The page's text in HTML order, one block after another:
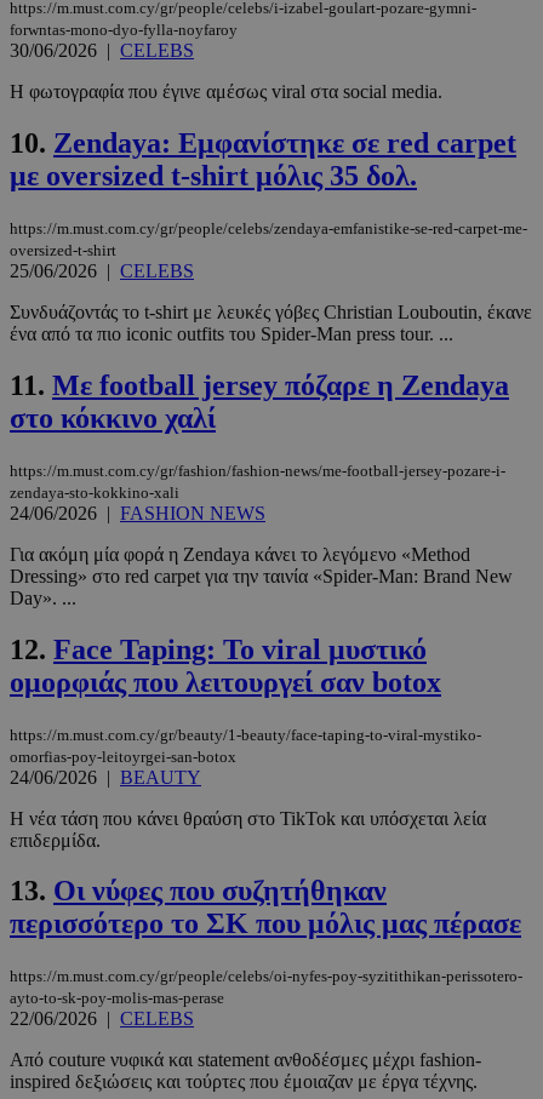
https://m.must.com.cy/gr/people/celebs/i-izabel-goulart-pozare-gymni-
forwntas-mono-dyo-fylla-noyfaroy
30/06/2026 | CELEBS
Η φωτογραφία που έγινε αμέσως viral στα social media.
10. Zendaya: Εμφανίστηκε σε red carpet
με oversized t-shirt μόλις 35 δολ.
https://m.must.com.cy/gr/people/celebs/zendaya-emfanistike-se-red-carpet-me-
oversized-t-shirt
25/06/2026 | CELEBS
Συνδυάζοντάς το t-shirt με λευκές γόβες Christian Louboutin, έκανε
ένα από τα πιο iconic outfits του Spider-Man press tour. ...
11. Με football jersey πόζαρε η Zendaya
στο κόκκινο χαλί
https://m.must.com.cy/gr/fashion/fashion-news/me-football-jersey-pozare-i-
zendaya-sto-kokkino-xali
24/06/2026 | FASHION NEWS
Για ακόμη μία φορά η Zendaya κάνει το λεγόμενο «Method
Dressing» στο red carpet για την ταινία «Spider-Man: Brand New
Day». ...
12. Face Taping: Το viral μυστικό
ομορφιάς που λειτουργεί σαν botox
https://m.must.com.cy/gr/beauty/1-beauty/face-taping-to-viral-mystiko-
omorfias-poy-leitoyrgei-san-botox
24/06/2026 | BEAUTY
Η νέα τάση που κάνει θραύση στο TikTok και υπόσχεται λεία
επιδερμίδα.
13. Οι νύφες που συζητήθηκαν
περισσότερο το ΣΚ που μόλις μας πέρασε
https://m.must.com.cy/gr/people/celebs/oi-nyfes-poy-syzitithikan-perissotero-
ayto-to-sk-poy-molis-mas-perase
22/06/2026 | CELEBS
Από couture νυφικά και statement ανθοδέσμες μέχρι fashion-
inspired δεξιώσεις και τούρτες που έμοιαζαν με έργα τέχνης.